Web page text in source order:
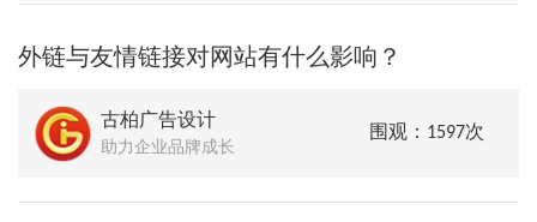
外链与友情链接对网站有什么影响？
古柏广告设计
助力企业品牌成长
围观：1597次